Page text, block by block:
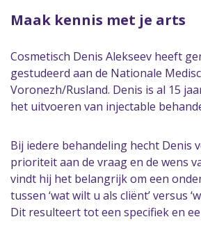
Maak kennis met je arts
Cosmetisch Denis Alekseev heeft
gestudeerd aan de Nationale
Voronezh/Rusland. Denis is al 15
het uitvoeren van injectable
Bij iedere behandeling hecht Denis
prioriteit aan de vraag en de wens
vindt hij het belangrijk om een
tussen ‘wat wilt u als cliënt’ versus
Dit resulteert tot een specifiek en